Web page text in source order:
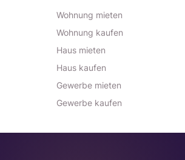
Wohnung mieten
Wohnung kaufen
Haus mieten
Haus kaufen
Gewerbe mieten
Gewerbe kaufen